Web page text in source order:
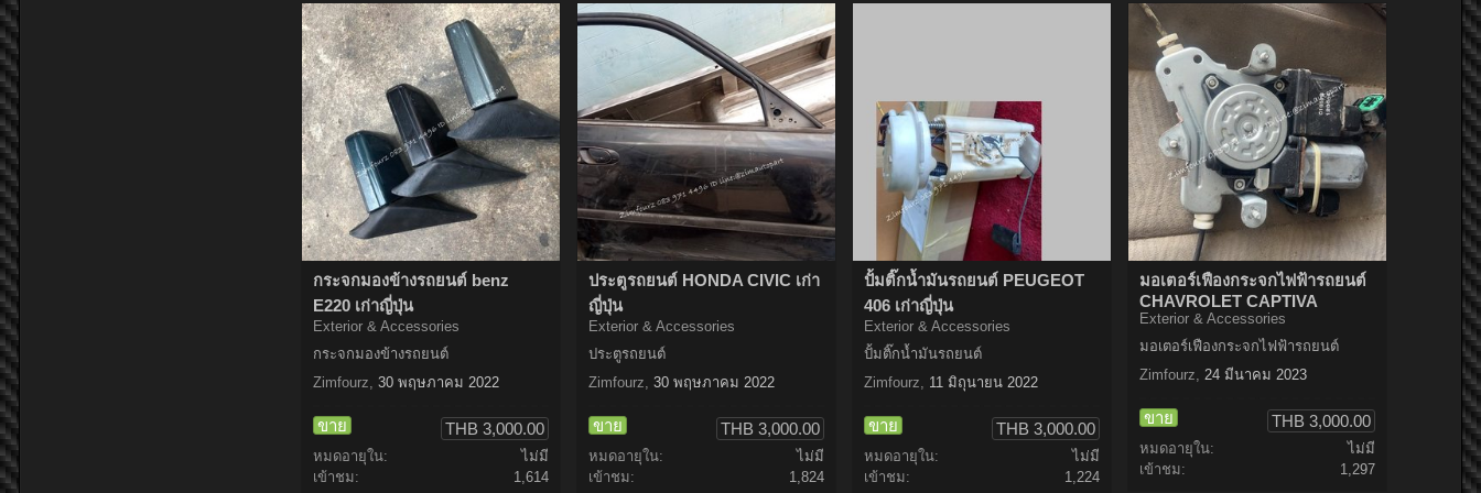
กระจกมองข้างรถยนต์ benz
E220 เก่าญี่ปุ่น
Exterior & Accessories
กระจกมองข้างรถยนต์
Zimfourz 30 พฤษภาคม 2022
ขาย THB 3,000.00
หมดอายุใน:
ไม่มี
เข้าชม:
1,614
ประตูรถยนต์ HONDA CIVIC เก่า
ญี่ปุ่น
Exterior & Accessories
ประตูรถยนต์
Zimfourz 30 พฤษภาคม 2022
ขาย THB 3,000.00
หมดอายุใน:
ไม่มี
เข้าชม:
1,824
ปั้มติ๊กน้ำมันรถยนต์ PEUGEOT
406 เก่าญี่ปุ่น
Exterior & Accessories
ปั้มติ๊กน้ำมันรถยนต์
Zimfourz
11 มิถุนายน 2022
ขาย THB 3,000.00
หมดอายุใน:
ไม่มี
เข้าชม:
1,224
มอเตอร์เฟืองกระจกไฟฟ้ารถยนต์
CHAVROLET CAPTIVA
Exterior & Accessories
มอเตอร์เฟืองกระจกไฟฟ้ารถยนต์
Zimfourz
24 มีนาคม 2023
ขาย THB 3,000.00
หมดอายุใน:
ไม่มี
เข้าชม:
1,297